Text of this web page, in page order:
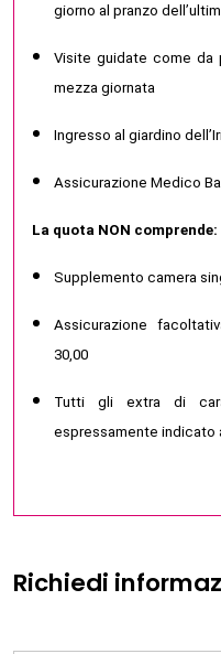
giorno al pranzo
Visite guidate come da
mezza giornata
Ingresso al giardino
Assicurazione Medico
La quota NON comprende:
Supplemento camera
Assicurazione
30,00
Tutti gli extra di
espressamente indicato
Richiedi